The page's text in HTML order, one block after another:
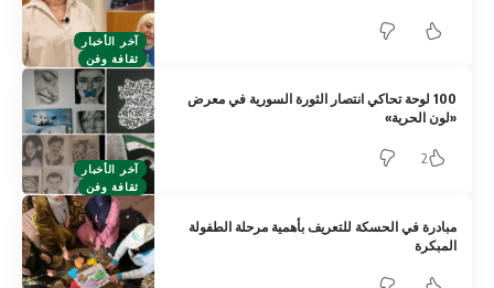
آخر الأخبار
ثقافة وفن
آخر الأخبار
ثقافة وفن
100 لوحة تحاكي انتصار الثورة السورية في معرض
«لون الحرية»
2
مبادرة في الحسكة للتعريف بأهمية مرحلة الطفولة
المبكرة